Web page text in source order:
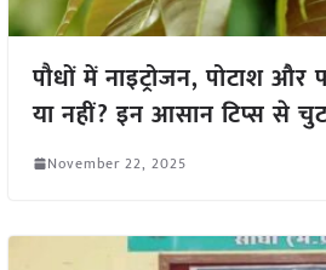
पौधों में नाइट्रोजन, पोटाश
या नहीं? इन आसान टिप्स से
November 22, 2025